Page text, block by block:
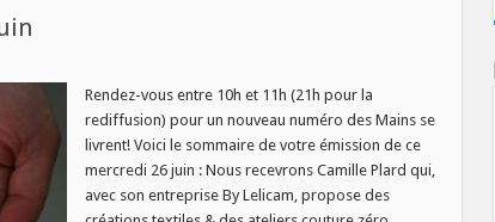
Rendez-vous entre 10h et 11h (21h pour la
rediffusion) pour un nouveau numéro des Mains se
livrent! Voici le sommaire de votre émission de ce
mercredi 26 juin : Nous recevrons Camille Plard qui,
avec son entreprise By Lelicam, propose des